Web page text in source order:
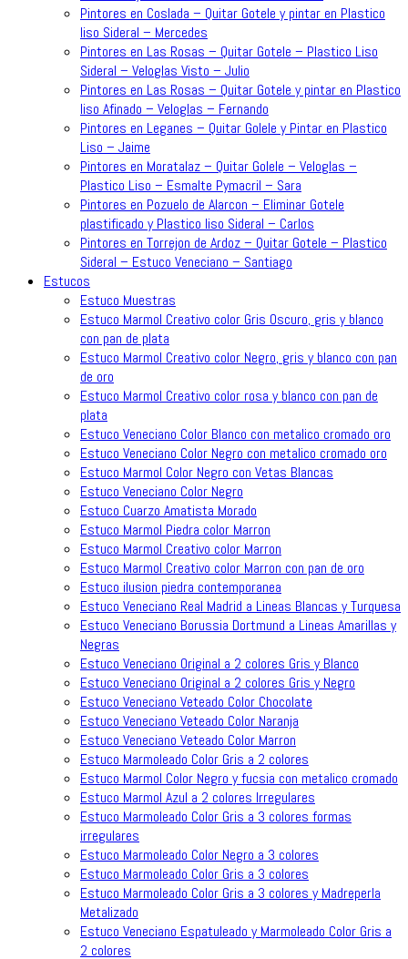
Pintores en Coslada – Quitar Gotele y pintar en Plastico
liso Sideral – Mercedes
Pintores en Las Rosas – Quitar Gotele – Plastico Liso
Sideral – Veloglas Visto – Julio
Pintores en Las Rosas – Quitar Gotele y pintar en Plastico
liso Afinado – Veloglas – Fernando
Pintores en Leganes – Quitar Golele y Pintar en Plastico
Liso – Jaime
Pintores en Moratalaz – Quitar Golele – Veloglas –
Plastico Liso – Esmalte Pymacril – Sara
Pintores en Pozuelo de Alarcon – Eliminar Gotele
plastificado y Plastico liso Sideral – Carlos
Pintores en Torrejon de Ardoz – Quitar Gotele – Plastico
Sideral – Estuco Veneciano – Santiago
Estucos
Estuco Muestras
Estuco Marmol Creativo color Gris Oscuro, gris y blanco
con pan de plata
Estuco Marmol Creativo color Negro, gris y blanco con pan
de oro
Estuco Marmol Creativo color rosa y blanco con pan de
plata
Estuco Veneciano Color Blanco con metalico cromado oro
Estuco Veneciano Color Negro con metalico cromado oro
Estuco Marmol Color Negro con Vetas Blancas
Estuco Veneciano Color Negro
Estuco Cuarzo Amatista Morado
Estuco Marmol Piedra color Marron
Estuco Marmol Creativo color Marron
Estuco Marmol Creativo color Marron con pan de oro
Estuco ilusion piedra contemporanea
Estuco Veneciano Real Madrid a Lineas Blancas y Turquesa
Estuco Veneciano Borussia Dortmund a Lineas Amarillas y
Negras
Estuco Veneciano Original a 2 colores Gris y Blanco
Estuco Veneciano Original a 2 colores Gris y Negro
Estuco Veneciano Veteado Color Chocolate
Estuco Veneciano Veteado Color Naranja
Estuco Veneciano Veteado Color Marron
Estuco Marmoleado Color Gris a 2 colores
Estuco Marmol Color Negro y fucsia con metalico cromado
Estuco Marmol Azul a 2 colores Irregulares
Estuco Marmoleado Color Gris a 3 colores formas
irregulares
Estuco Marmoleado Color Negro a 3 colores
Estuco Marmoleado Color Gris a 3 colores
Estuco Marmoleado Color Gris a 3 colores y Madreperla
Metalizado
Estuco Veneciano Espatuleado y Marmoleado Color Gris a
2 colores